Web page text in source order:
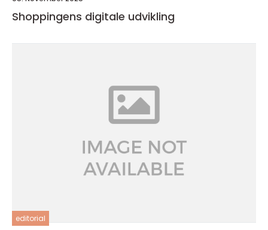
Shoppingens digitale udvikling
editorial